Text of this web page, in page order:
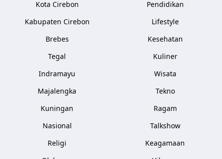
Kota Cirebon
Kabupaten Cirebon
Brebes
Tegal
Indramayu
Majalengka
Kuningan
Nasional
Religi
Pendidikan
Lifestyle
Kesehatan
Kuliner
Wisata
Tekno
Ragam
Talkshow
Keagamaan